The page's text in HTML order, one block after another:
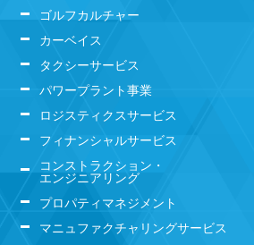
ゴルフカルチャー
カーベイス
タクシーサービス
パワープラント事業
ロジスティクスサービス
フィナンシャルサービス
コンストラクション・
エンジニアリング
プロパティマネジメント
マニュファクチャリングサービス